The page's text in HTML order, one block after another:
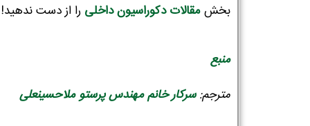
بخشمقالات دکوراسیون داخلی را از دست ندهید!
منبع
مترجم:سرکار خانم مهندس پرستو ملاحسینعلی